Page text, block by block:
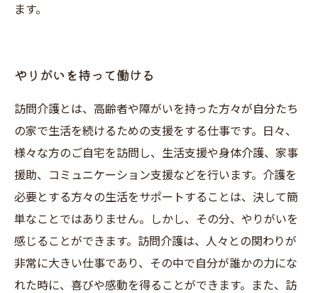
ます。
やりがいを持って働ける
訪問介護とは、高齢者や障がいを持った方々が自分たち
の家で生活を続けるための支援をする仕事です。日々、
様々な方のご自宅を訪問し、生活支援や身体介護、家事
援助、コミュニケーション支援などを行います。介護を
必要とする方々の生活をサポートすることは、決して簡
単なことではありません。しかし、その分、やりがいを
感じることができます。訪問介護は、人々との関わりが
非常に大きい仕事であり、その中で自分が誰かの力にな
れた時に、喜びや感動を得ることができます。また、訪